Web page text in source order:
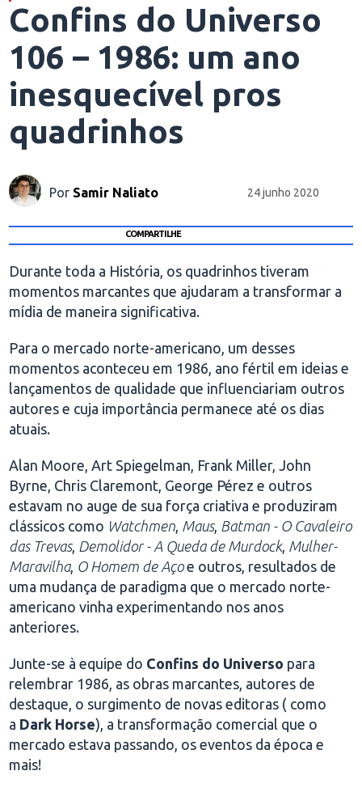
Confins do Universo
106 – 1986: um ano
inesquecível pros
quadrinhos
Por Samir Naliato 24 junho 2020
COMPARTILHE
Durante toda a História, os quadrinhos tiveram
momentos marcantes que ajudaram a transformar a
mídia de maneira significativa.
Para o mercado norte-americano, um desses
momentos aconteceu em 1986, ano fértil em ideias e
lançamentos de qualidade que influenciariam outros
autores e cuja importância permanece até os dias
atuais.
Alan Moore, Art Spiegelman, Frank Miller, John
Byrne, Chris Claremont, George Pérez e outros
estavam no auge de sua força criativa e produziram
clássicos como Watchmen, Maus, Batman - O Cavaleiro
das Trevas, Demolidor - A Queda de Murdock, Mulher-
Maravilha, O Homem de Açoe outros, resultados de
uma mudança de paradigma que o mercado norte-
americano vinha experimentando nos anos
anteriores.
Junte-se à equipe do Confins do Universo para
relembrar 1986, as obras marcantes, autores de
destaque, o surgimento de novas editoras ( como
a Dark Horse), a transformação comercial que o
mercado estava passando, os eventos da época e
mais!